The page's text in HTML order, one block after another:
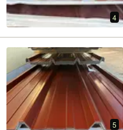
4
5